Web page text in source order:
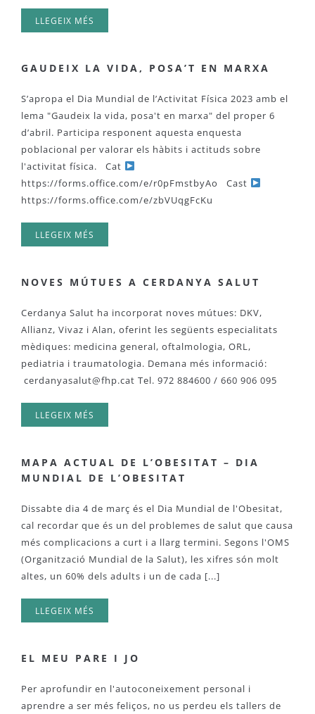
LLEGEIX MÉS
GAUDEIX LA VIDA, POSA’T EN MARXA
S’apropa el Dia Mundial de l’Activitat Física 2023 amb el
lema "Gaudeix la vida, posa't en marxa" del proper 6
d’abril. Participa responent aquesta enquesta
poblacional per valorar els hàbits i actituds sobre
l'activitat física. Cat
https://forms.office.com/e/r0pFmstbyAo Cast
https://forms.office.com/e/zbVUqgFcKu
LLEGEIX MÉS
NOVES MÚTUES A CERDANYA SALUT
Cerdanya Salut ha incorporat noves mútues: DKV,
Allianz, Vivaz i Alan, oferint les següents especialitats
mèdiques: medicina general, oftalmologia, ORL,
pediatria i traumatologia. Demana més informació:
cerdanyasalut@fhp.cat Tel. 972 884600 / 660 906 095
LLEGEIX MÉS
MAPA ACTUAL DE L’OBESITAT – DIA
MUNDIAL DE L’OBESITAT
Dissabte dia 4 de març és el Dia Mundial de l'Obesitat,
cal recordar que és un del problemes de salut que causa
més complicacions a curt i a llarg termini. Segons l'OMS
(Organització Mundial de la Salut), les xifres són molt
altes, un 60% dels adults i un de cada [...]
LLEGEIX MÉS
EL MEU PARE I JO
Per aprofundir en l'autoconeixement personal i
aprendre a ser més feliços, no us perdeu els tallers de